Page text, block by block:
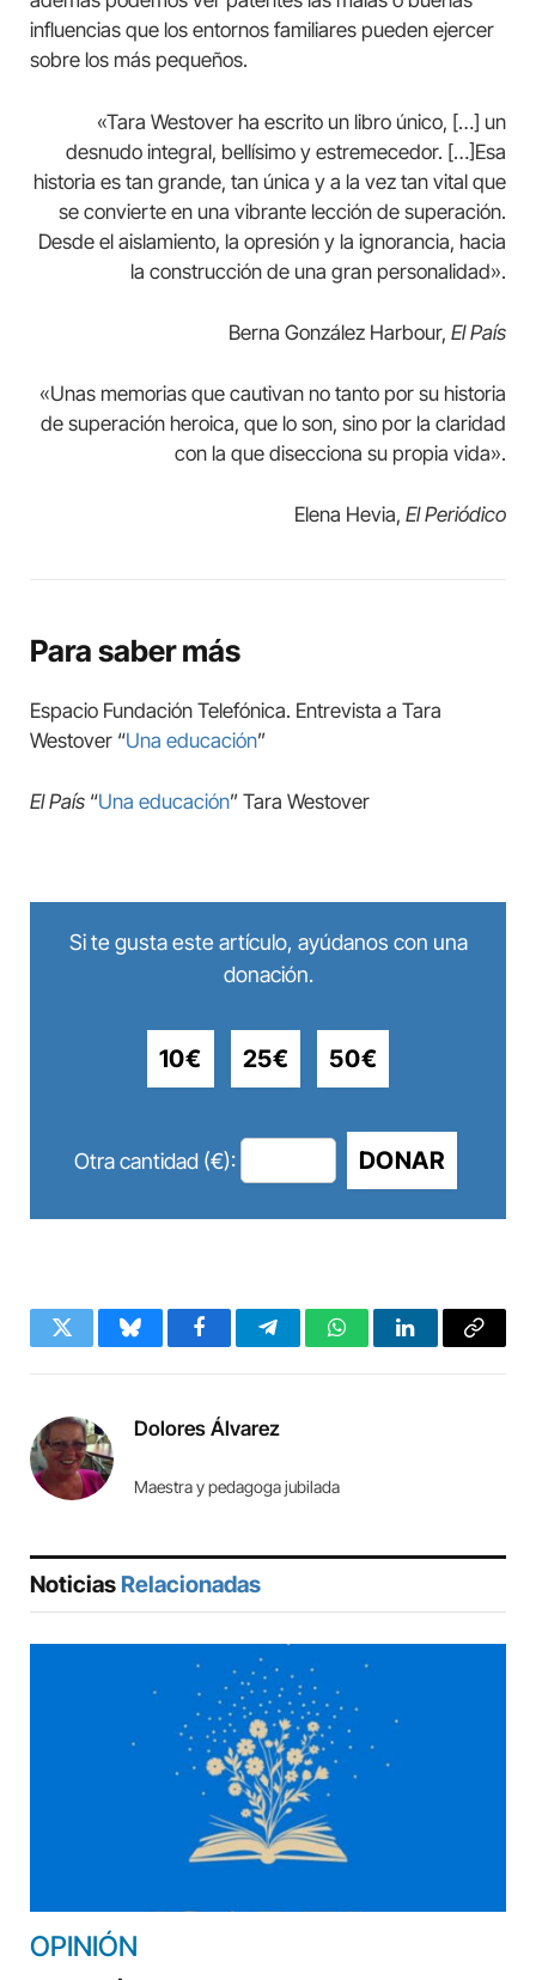
influencias que los entornos familiares pueden ejercer
sobre los más pequeños.
«Tara Westover ha escrito un libro único, […] un
desnudo integral, bellísimo y estremecedor. […]Esa
historia es tan grande, tan única y a la vez tan vital que
se convierte en una vibrante lección de superación.
Desde el aislamiento, la opresión y la ignorancia, hacia
la construcción de una gran personalidad».
Berna González Harbour, El País
«Unas memorias que cautivan no tanto por su historia
de superación heroica, que lo son, sino por la claridad
con la que disecciona su propia vida».
Elena Hevia, El Periódico
Para saber más
Espacio Fundación Telefónica. Entrevista a Tara
Westover “Una educación”
El País “Una educación” Tara Westover
Si te gusta este artículo, ayúdanos con una
donación.
10€ 25€ 50€
Otra cantidad (€): DONAR
Twitter BlueskyFacebookTelegramWhatsAppLinkedInCopy
Dolores Álvarez
Maestra y pedagoga jubilada
Noticias Relacionadas
OPINIÓN